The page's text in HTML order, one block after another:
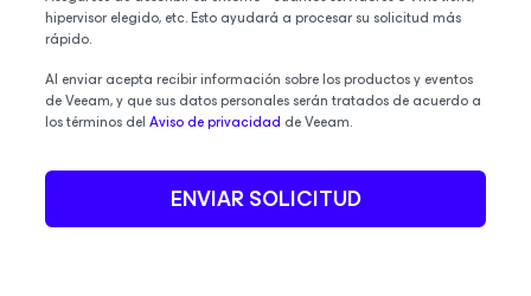
hipervisor elegido, etc. Esto ayudará a procesar su solicitud más
rápido.
Al enviar acepta recibir información sobre los productos y eventos
de Veeam, y que sus datos personales serán tratados de acuerdo a
los términos del Aviso de privacidad de Veeam.
ENVIAR SOLICITUD